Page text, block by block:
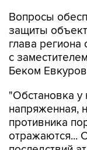
Вопросы
защиты
глава региона
с
Беком
"Обстановка у
напряженная,
противника
отражаются...